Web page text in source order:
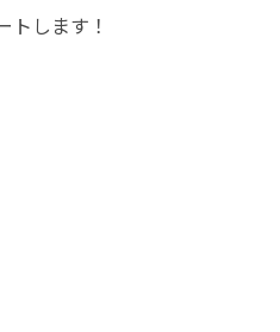
トします！